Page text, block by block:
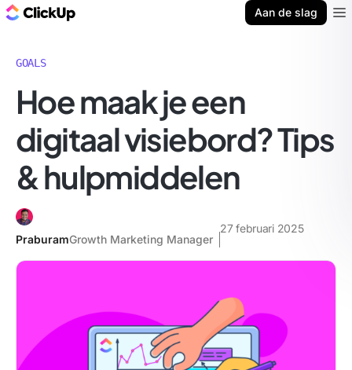
Aan de slag
GOALS
Hoe maak je een
digitaal visiebord? Tips
& hulpmiddelen
PraburamGrowth Marketing Manager
27 februari 2025